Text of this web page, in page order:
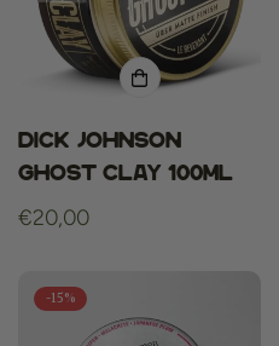
Dick Johnson
Ghost Clay 100ml
Normale
€20,00
-15%